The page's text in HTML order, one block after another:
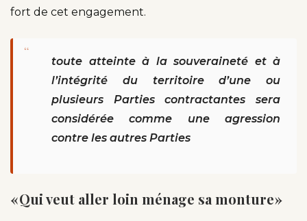
fort de cet engagement.
“
toute atteinte à la souveraineté et à
l’intégrité du territoire d’une ou
plusieurs Parties contractantes sera
considérée comme une agression
contre les autres Parties
« Qui veut aller loin ménage sa monture »